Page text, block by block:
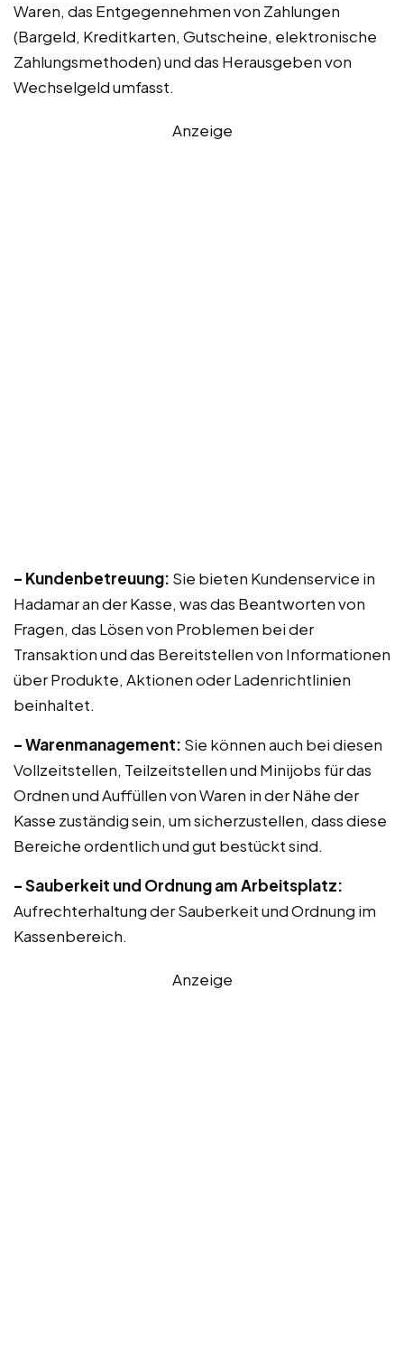
Waren, das Entgegennehmen von Zahlungen
(Bargeld, Kreditkarten, Gutscheine, elektronische
Zahlungsmethoden) und das Herausgeben von
Wechselgeld umfasst.
Anzeige
– Kundenbetreuung: Sie bieten Kundenservice in
Hadamar an der Kasse, was das Beantworten von
Fragen, das Lösen von Problemen bei der
Transaktion und das Bereitstellen von Informationen
über Produkte, Aktionen oder Ladenrichtlinien
beinhaltet.
– Warenmanagement: Sie können auch bei diesen
Vollzeitstellen, Teilzeitstellen und Minijobs für das
Ordnen und Auffüllen von Waren in der Nähe der
Kasse zuständig sein, um sicherzustellen, dass diese
Bereiche ordentlich und gut bestückt sind.
– Sauberkeit und Ordnung am Arbeitsplatz:
Aufrechterhaltung der Sauberkeit und Ordnung im
Kassenbereich.
Anzeige